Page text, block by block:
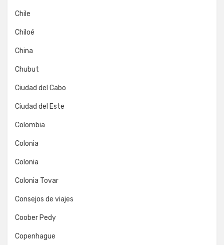
Chile
Chiloé
China
Chubut
Ciudad del Cabo
Ciudad del Este
Colombia
Colonia
Colonia
Colonia Tovar
Consejos de viajes
Coober Pedy
Copenhague